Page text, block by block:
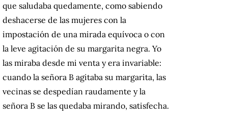
que saludaba quedamente, como sabiendo
deshacerse de las mujeres con la
impostación de una mirada equívoca o con
la leve agitación de su margarita negra. Yo
las miraba desde mi venta y era invariable:
cuando la señora B agitaba su margarita, las
vecinas se despedían raudamente y la
señora B se las quedaba mirando, satisfecha.